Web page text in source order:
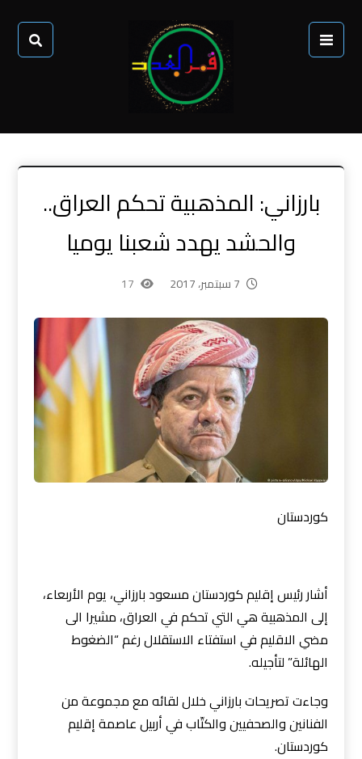
بارزاني: المذهبية تحكم العراق..
والحشد يهدد شعبنا يوميا
7 سبتمبر، 2017 17
كوردستان
أشار رئيس إقليم كوردستان مسعود بارزاني، يوم الأربعاء،
إلى المذهبية هي التي تحكم في العراق، مشيرا الى
مضي الاقليم في استفتاء الاستقلال رغم “الضغوط
الهائلة” لتأجيله.
وجاءت تصريحات بارزاني خلال لقائه مع مجموعة من
الفنانين والصحفيين والكتّاب في أربيل عاصمة إقليم
كوردستان.